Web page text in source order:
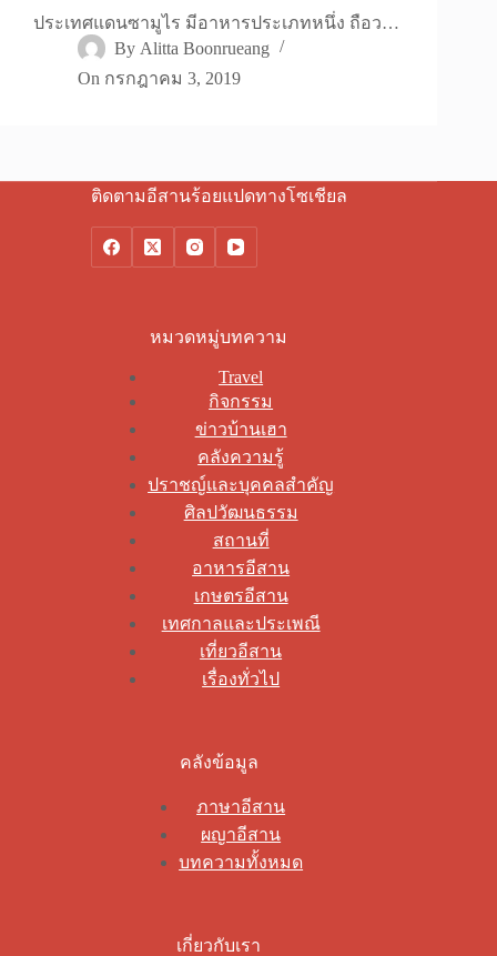
ประเทศแดนซามูไร มีอาหารประเภทหนึ่ง ถือว…
By Alitta Boonrueang
On กรกฎาคม 3, 2019
ติดตามอีสานร้อยแปดทางโซเชียล
หมวดหมู่บทความ
Travel
กิจกรรม
ข่าวบ้านเฮา
คลังความรู้
ปราชญ์และบุคคลสำคัญ
ศิลปวัฒนธรรม
สถานที่
อาหารอีสาน
เกษตรอีสาน
เทศกาลและประเพณี
เที่ยวอีสาน
เรื่องทั่วไป
คลังข้อมูล
ภาษาอีสาน
ผญาอีสาน
บทความทั้งหมด
เกี่ยวกับเรา